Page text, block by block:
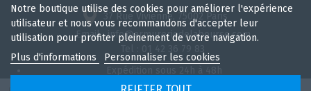
37 Rue Vivienne, 75002 Paris
Email : info@armureriedelabourse.com
Retour sous 15 jours
Notre boutique utilise des cookies pour améliorer l'expérience
utilisateur et nous vous recommandons d'accepter leur
utilisation pour profiter pleinement de votre navigation.
Plus d'informations
Personnaliser les cookies